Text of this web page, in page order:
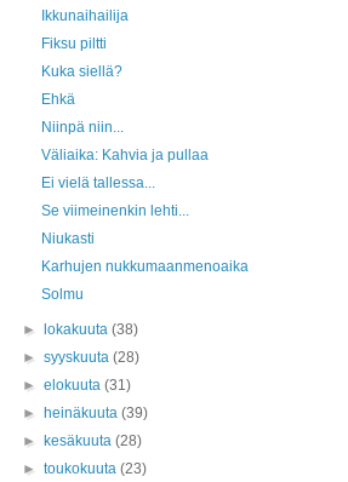
Ikkunaihailija
Fiksu piltti
Kuka siellä?
Ehkä
Niinpä niin...
Väliaika: Kahvia ja pullaa
Ei vielä tallessa...
Se viimeinenkin lehti...
Niukasti
Karhujen nukkumaanmenoaika
Solmu
► lokakuuta(38)
►syyskuuta(28)
►elokuuta(31)
►
heinäkuuta(39)
►
kesäkuuta(28)
►toukokuuta(23)